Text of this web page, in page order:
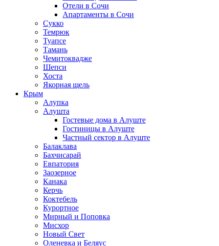
Отели в Сочи
Апартаменты в Сочи
Сукко
Темрюк
Туапсе
Тамань
Чемитоквадже
Шепси
Хоста
Якорная щель
Крым
Алупка
Алушта
Гостевые дома в Алуште
Гостиницы в Алуште
Частный сектор в Алуште
Балаклава
Бахчисарай
Евпатория
Заозерное
Канака
Керчь
Коктебель
Курортное
Мирный и Поповка
Мисхор
Новый Свет
Оленевка и Беляус